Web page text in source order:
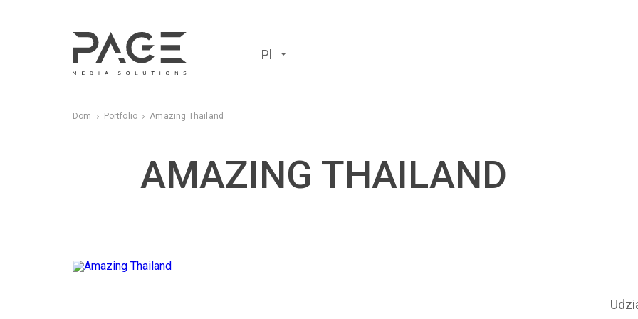
Pl
Dom Portfolio Amazing Thailand
AMAZING THAILAND